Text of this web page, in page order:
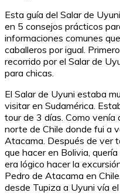
Esta guía del Salar de
en 5 consejos prácticos
informaciones comunes
caballeros por igual.
recorrido por el Salar de
para chicas.
El Salar de Uyuni estaba
visitar en Sudamérica.
tour de 3 días. Como venía
norte de Chile donde fui a
Atacama. Después de ver
que hacer en Bolivia,
era lógico hacer la
Pedro de Atacama en
desde Tupiza a Uyuni vía el